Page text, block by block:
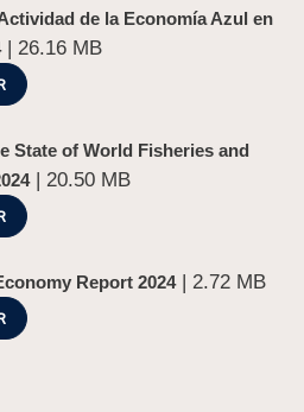
de la Economía Azul en
| 26.16 MB
State of World Fisheries and
| 20.50 MB
Report 2024| 2.72 MB